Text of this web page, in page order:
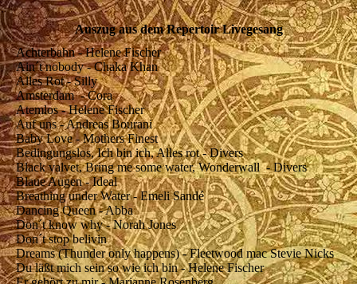
Auszug aus dem Repertoir Livegesang
Achterbahn - Helene Fischer
Ain´t nobody - Chaka Khan
Alles Rot - Silly
Amsterdam - Cora
Atemlos - Helene Fischer
Auf uns - Andreas Bourani
Baby Love - Mothers Finest
Bedingungslos, Ich bin ich, Alles rot - Divers
Black valvet, Bring me some water, Wonderwall - Divers
Blaue Augen - Ideal
Breathing under Water - Emeli Sandé
Dancing Queen - Abba
Don´t know why - Norah Jones
Don´t stop belivin
Dreams (Thunder only happens) - Fleetwood mac Stevie Nicks
Du läßt mich sein so wie ich bin - Helene Fischer